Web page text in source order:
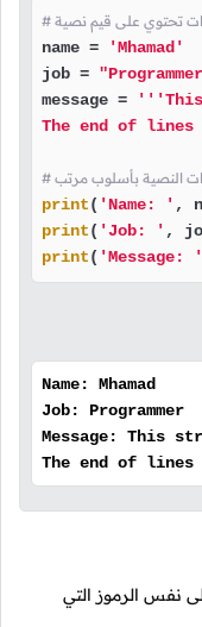
تحتوي على قيم نصية
name =
'Mhamad'
job =
message =
'''This
The end of
النصية بأسلوب مرتب
print( 'Name: '
print( 'Job: '
print( 'Message: '
Name: Mhamad
Job: Programmer
Message: This
The end of
نفس الرموز التي